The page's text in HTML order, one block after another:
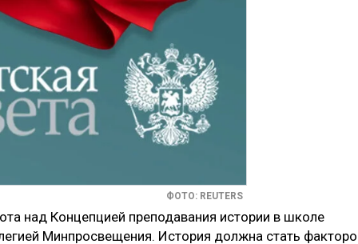
ФОТО: REUTERS
над Концепцией преподавания истории в школе
Минпросвещения. История должна стать